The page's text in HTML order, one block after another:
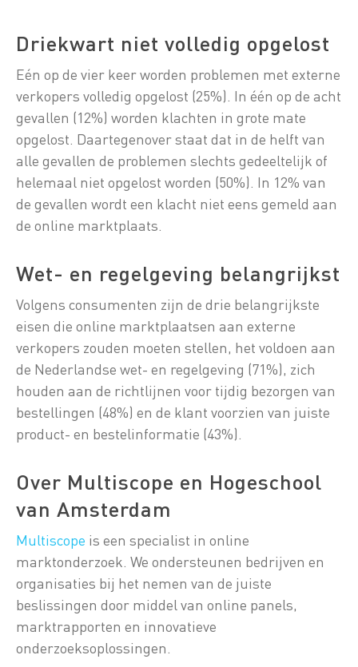
Driekwart niet volledig opgelost
Eén op de vier keer worden problemen met externe
verkopers volledig opgelost (25%). In één op de acht
gevallen (12%) worden klachten in grote mate
opgelost. Daartegenover staat dat in de helft van
alle gevallen de problemen slechts gedeeltelijk of
helemaal niet opgelost worden (50%). In 12% van
de gevallen wordt een klacht niet eens gemeld aan
de online marktplaats.
Wet- en regelgeving belangrijkst
Volgens consumenten zijn de drie belangrijkste
eisen die online marktplaatsen aan externe
verkopers zouden moeten stellen, het voldoen aan
de Nederlandse wet- en regelgeving (71%), zich
houden aan de richtlijnen voor tijdig bezorgen van
bestellingen (48%) en de klant voorzien van juiste
product- en bestelinformatie (43%).
Over Multiscope en Hogeschool
van Amsterdam
Multiscope is een specialist in online
marktonderzoek. We ondersteunen bedrijven en
organisaties bij het nemen van de juiste
beslissingen door middel van online panels,
marktrapporten en innovatieve
onderzoeksoplossingen.